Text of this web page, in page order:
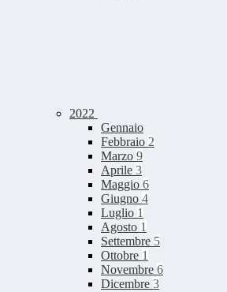
2022
Gennaio
Febbraio 2
Marzo 9
Aprile 3
Maggio 6
Giugno 4
Luglio 1
Agosto 1
Settembre 5
Ottobre 1
Novembre 6
Dicembre 3